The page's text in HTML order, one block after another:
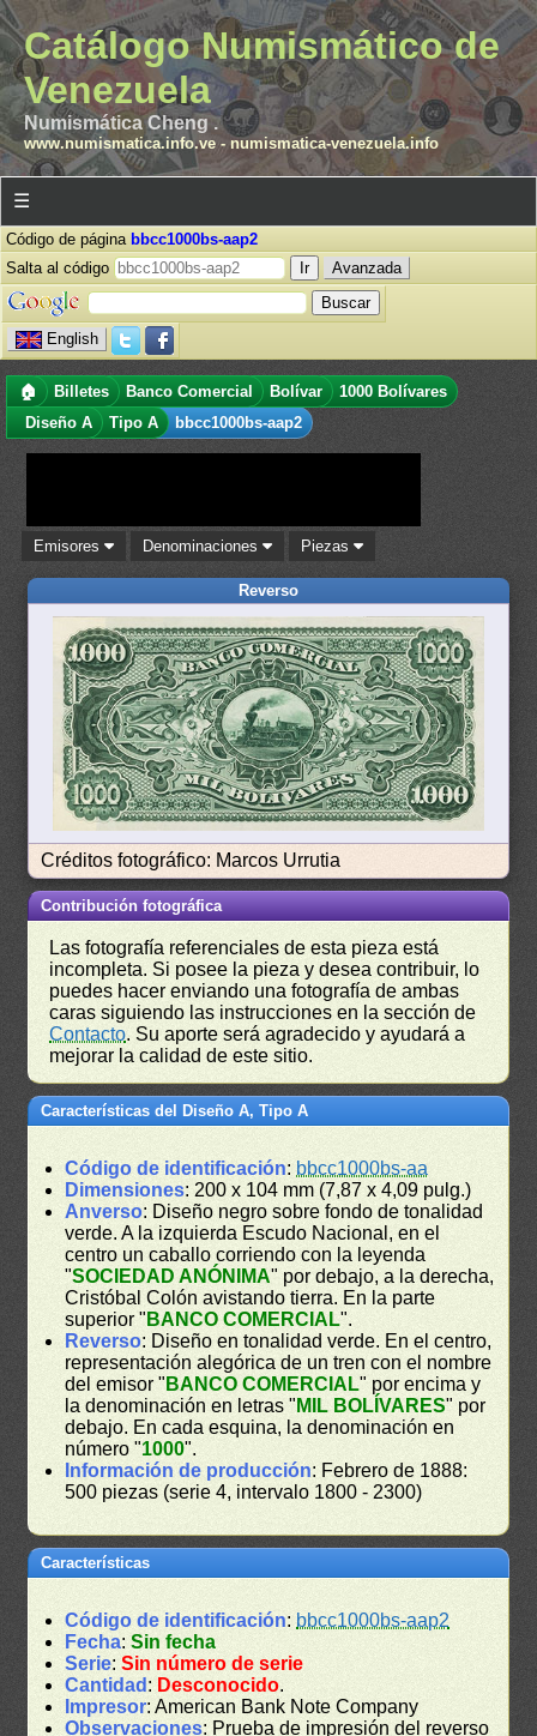
Catálogo Numismático de
Venezuela
Numismática Cheng .
www.numismatica.info.ve- numismatica-venezuela.info
☰
Código de página bbcc1000bs-aap2
Salta al código
Avanzada
English
🏠 Billetes Banco Comercial Bolívar
1000 Bolívares
Diseño A
Tipo A bbcc1000bs-aap2
Emisores Denominaciones Piezas
Reverso
Créditos fotográfico: Marcos Urrutia
Contribución fotográfica
Las fotografía referenciales de esta pieza está
incompleta. Si posee la pieza y desea contribuir, lo
puedes hacer enviando una fotografía de ambas
caras siguiendo las instrucciones en la sección de
Contacto. Su aporte será agradecido y ayudará a
mejorar la calidad de este sitio.
Características del Diseño A, Tipo A
Código de identificación: bbcc1000bs-aa
Dimensiones: 200 x 104 mm (7,87 x 4,09 pulg.)
Anverso: Diseño negro sobre fondo de tonalidad
verde. A la izquierda Escudo Nacional, en el
centro un caballo corriendo con la leyenda
"SOCIEDAD ANÓNIMA" por debajo, a la derecha,
Cristóbal Colón avistando tierra. En la parte
superior " BANCO COMERCIAL".
Reverso: Diseño en tonalidad verde. En el centro,
representación alegórica de un tren con el nombre
del emisor " BANCO COMERCIAL" por encima y
la denominación en letras " MIL BOLÍVARES" por
debajo. En cada esquina, la denominación en
número "1000".
Información de producción: Febrero de 1888:
500 piezas (serie 4, intervalo 1800 - 2300)
Características
Código de identificación: bbcc1000bs-aap2
Fecha:Sin fecha
Serie:Sin número de serie
Cantidad : Desconocido.
Impresor: American Bank Note Company
Observaciones: Prueba de impresión del reverso